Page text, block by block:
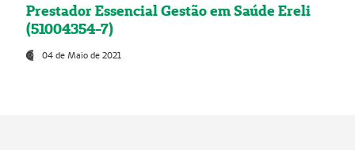
Prestador Essencial Gestão em Saúde Ereli
(51004354-7)
04 de Maio de 2021